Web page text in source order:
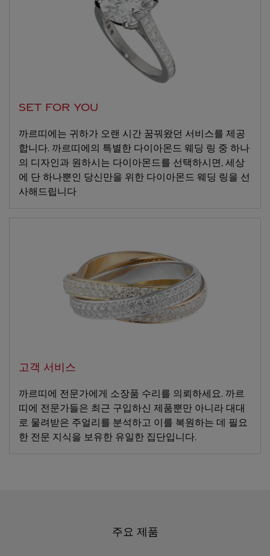
SET FOR YOU
까르띠에는 귀하가 오랜 시간 꿈꿔왔던 서비스를 제공
합니다. 까르띠에의 특별한 다이아몬드 웨딩 링 중 하나
의 디자인과 원하시는 다이아몬드를 선택하시면, 세상
에 단 하나뿐인 당신만을 위한 다이아몬드 웨딩 링을 선
사해드립니다
고객 서비스
까르띠에 전문가에게 소장품 수리를 의뢰하세요. 까르
띠에 전문가들은 최근 구입하신 제품뿐만 아니라 대대
로 물려받은 주얼리를 분석하고 이를 복원하는 데 필요
한 전문 지식을 보유한 유일한 집단입니다.
주요 제품